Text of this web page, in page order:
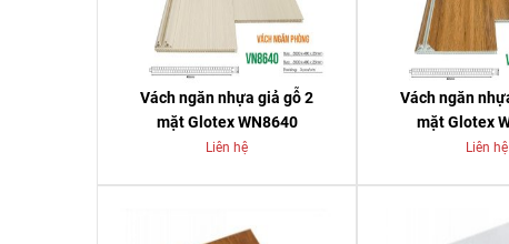
Vách ngăn nhựa giả gỗ 2
mặt Glotex WN8640
Liên hệ
Vách ngăn
mặt Glotex
Liên hệ